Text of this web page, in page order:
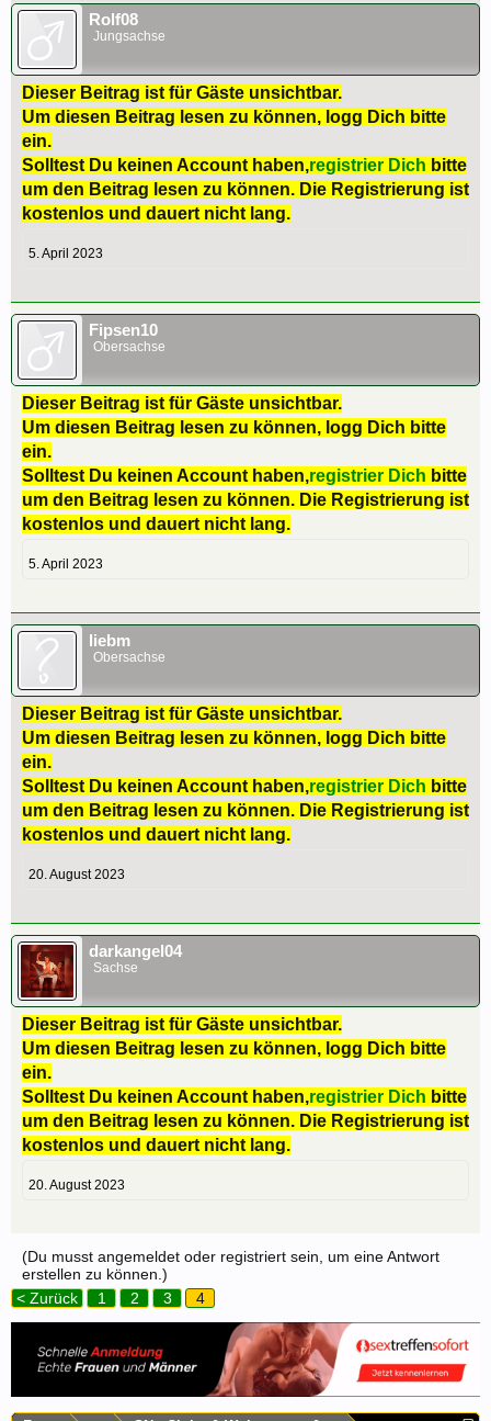
Rolf08
Jungsachse
Dieser Beitrag ist für Gäste unsichtbar.
Um diesen Beitrag lesen zu können, logg Dich bitte
ein.
Solltest Du keinen Account haben,registrier Dich bitte
um den Beitrag lesen zu können. Die Registrierung ist
kostenlos und dauert nicht lang.
5. April 2023
Fipsen10
Obersachse
Dieser Beitrag ist für Gäste unsichtbar.
Um diesen Beitrag lesen zu können, logg Dich bitte
ein.
Solltest Du keinen Account haben,registrier Dich bitte
um den Beitrag lesen zu können. Die Registrierung ist
kostenlos und dauert nicht lang.
5. April 2023
liebm
Obersachse
Dieser Beitrag ist für Gäste unsichtbar.
Um diesen Beitrag lesen zu können, logg Dich bitte
ein.
Solltest Du keinen Account haben,registrier Dich bitte
um den Beitrag lesen zu können. Die Registrierung ist
kostenlos und dauert nicht lang.
20. August 2023
darkangel04
Sachse
Dieser Beitrag ist für Gäste unsichtbar.
Um diesen Beitrag lesen zu können, logg Dich bitte
ein.
Solltest Du keinen Account haben,registrier Dich bitte
um den Beitrag lesen zu können. Die Registrierung ist
kostenlos und dauert nicht lang.
20. August 2023
(Du musst angemeldet oder registriert sein, um eine Antwort
erstellen zu können.)
< Zurück
1 2 3 4